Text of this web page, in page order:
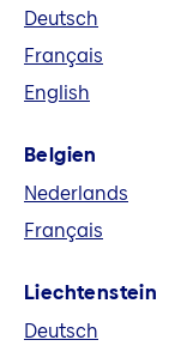
Fusion
Alle
hier
Deutsch
Français
English
Belgien
Nederlands
Français
Liechtenstein
Deutsch